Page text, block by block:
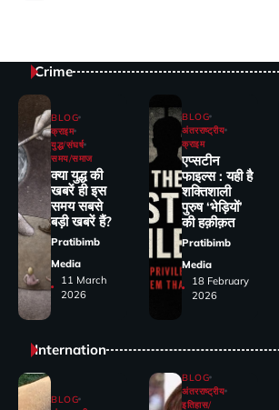
Crime
BLOG
क्राइम
युद्ध/संघर्ष
समय/समाज
क्या युद्ध की
खबरें ही इस
समय सबसे
बड़ी खबरें हैं?
Pratibimb
Media
11 March
2026
BLOG
अंतरराष्ट्रीय
क्राइम
एप्सटीन
फाइल्स : यही है
शक्तिशाली
पुरुष ‘भेड़ियों’
की हक़ीक़त
Pratibimb
Media
18 February
2026
Internation
BLOG
BLOG
अंतरराष्ट्रीय
इतिहास/